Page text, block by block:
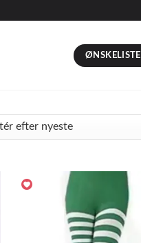
ØNSKELISTE